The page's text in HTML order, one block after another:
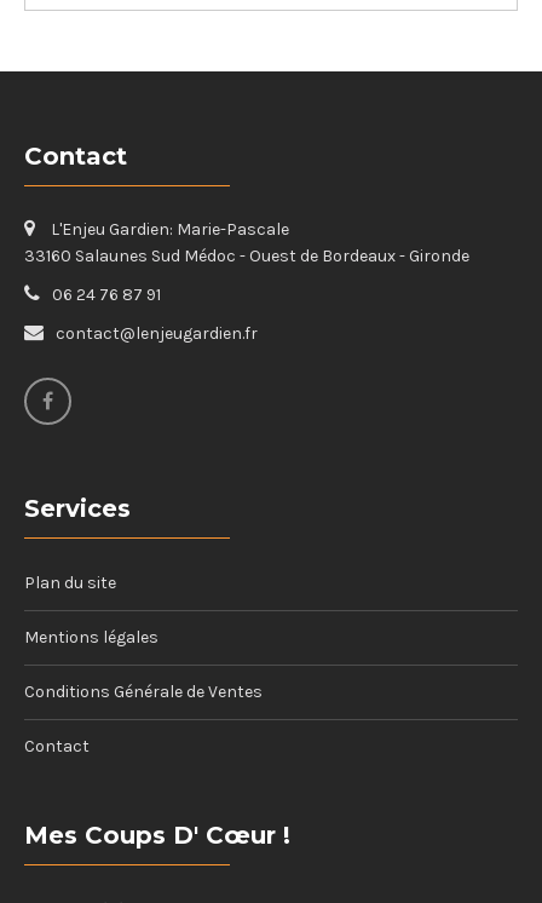
Contact
L'Enjeu Gardien: Marie-Pascale
33160 Salaunes Sud Médoc - Ouest de Bordeaux - Gironde
06 24 76 87 91
contact@lenjeugardien.fr
Services
Plan du site
Mentions légales
Conditions Générale de Ventes
Contact
Mes Coups D' Cœur !